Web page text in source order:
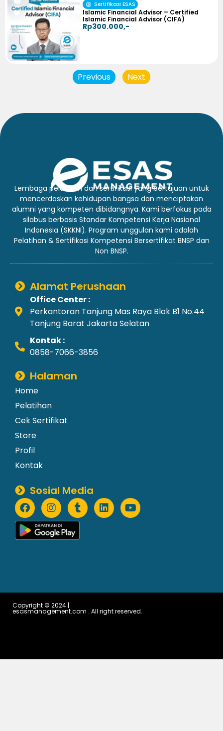
Sertifikasi ESAS
Islamic Financial Advisor – Certified
Islamic Financial Advisor (CIFA)
Rp300.000,-
Previous Next
Lembaga pelatihan dan sertifikasi yang bertujuan untuk
mencerdaskan kehidupan bangsa dan menciptakan
alumni yang kompeten dibidangnya. Kami berfokus pada
silabus berbasis Standar Kompetensi Kerja Nasional
Indonesia (SKKNI). Program unggulan kami adalah
Pelatihan & Sertifikasi Kompetensi Bersertifikat BNSP dan
Non BNSP.
Alamat Perushaan
Office Center :
Perkantoran Tanjung Mas Raya Blok B1 No.44
Tanjung Barat Jakarta Selatan
Kontak :
0858-7066-3856
Halaman
Home
Pelatihan
Cek Sertifikat
Store
Profil
Kontak
Sosial Media
Copyright © 2024 |
esasmanagement.com . All right reserved.